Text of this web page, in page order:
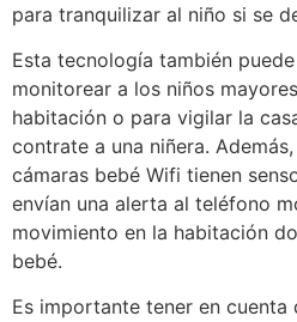
para tranquilizar al niño si se
Esta tecnología también
monitorear a los niños
habitación o para vigilar la
contrate a una niñera.
cámaras bebé Wifi tienen
envían una alerta al teléfono
movimiento en la habitación
bebé.
Es importante tener en cuenta